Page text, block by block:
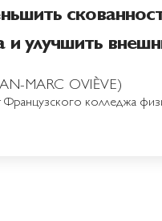
улучшить
MARC OVIÈVE)
колледжа